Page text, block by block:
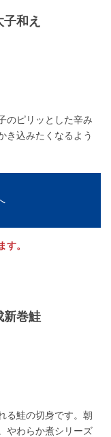
和え
のピリッとした辛み
き込みたくなるよう
。
巻鮭
る鮭の切身です。朝
やわらか煮シリーズ